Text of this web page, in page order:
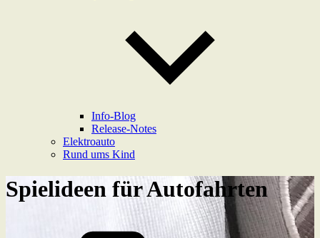
Info-Blog
Release-Notes
Elektroauto
Rund ums Kind
Spielideen für Autofahrten